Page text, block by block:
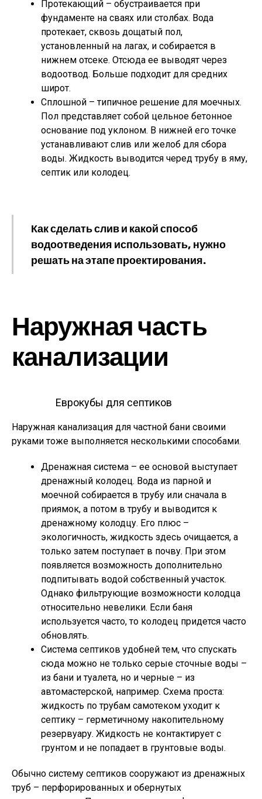
Протекающий – обустраивается при
фундаменте на сваях или столбах. Вода
протекает, сквозь дощатый пол,
установленный на лагах, и собирается в
нижнем отсеке. Отсюда ее выводят через
водоотвод. Больше подходит для средних
широт.
Сплошной – типичное решение для моечных.
Пол представляет собой цельное бетонное
основание под уклоном. В нижней его точке
устанавливают слив или желоб для сбора
воды. Жидкость выводится черед трубу в яму,
септик или колодец.
Как сделать слив и какой способ
водоотведения использовать, нужно
решать на этапе проектирования.
Наружная часть
канализации
Еврокубы для септиков
Наружная канализация для частной бани своими
руками тоже выполняется несколькими способами.
Дренажная система – ее основой выступает
дренажный колодец. Вода из парной и
моечной собирается в трубу или сначала в
приямок, а потом в трубу и выводится к
дренажному колодцу. Его плюс –
экологичность, жидкость здесь очищается, а
только затем поступает в почву. При этом
появляется возможность дополнительно
подпитывать водой собственный участок.
Однако фильтрующие возможности колодца
относительно невелики. Если баня
используется часто, то колодец придется часто
обновлять.
Система септиков удобней тем, что спускать
сюда можно не только серые сточные воды –
из бани и туалета, но и черные – из
автомастерской, например. Схема проста:
жидкость по трубам самотеком уходит к
септику – герметичному накопительному
резервуару. Жидкость не контактирует с
грунтом и не попадает в грунтовые воды.
Обычно систему септиков сооружают из дренажных
труб – перфорированных и обернутых